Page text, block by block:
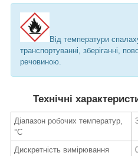
Від температури
транспортуванні, зберіганні,
речовиною.
Технічні
Діапазон робочих температур,
°С
Дискретність вимірювання